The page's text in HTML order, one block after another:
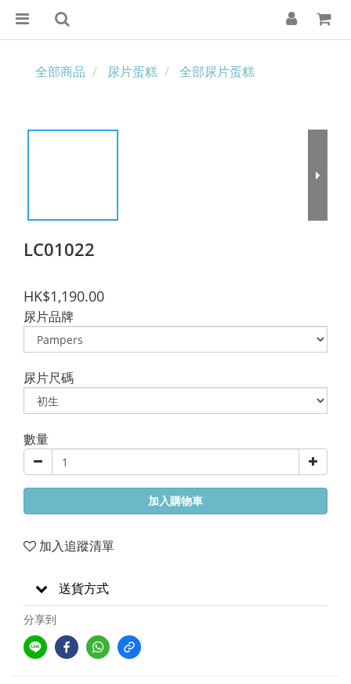
全部商品 尿片蛋糕 全部尿片蛋糕
LC01022
HK$1,190.00
尿片品牌
尿片尺碼
數量
加入購物車
加入追蹤清單
送貨方式
分享到